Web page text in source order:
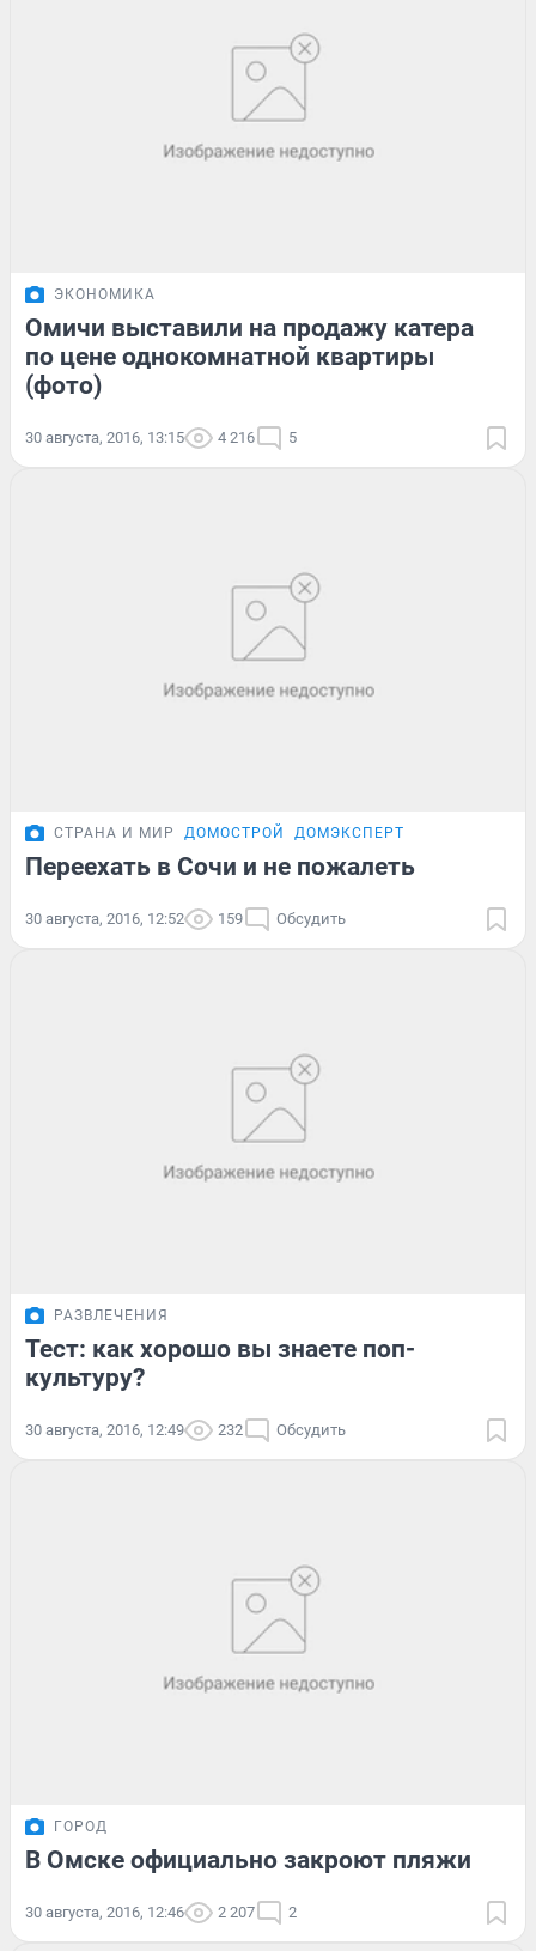
ЭКОНОМИКА
Омичи выставили на продажу катера
по цене однокомнатной квартиры
(фото)
30 августа, 2016, 13:15 4 216 5
СТРАНА И МИР ДОМОСТРОЙ ДОМЭКСПЕРТ
Переехать в Сочи и не пожалеть
30 августа, 2016, 12:52 159 Обсудить
РАЗВЛЕЧЕНИЯ
Тест: как хорошо вы знаете поп-
культуру?
30 августа, 2016, 12:49 232 Обсудить
ГОРОД
В Омске официально закроют пляжи
30 августа, 2016, 12:46 2 207 2